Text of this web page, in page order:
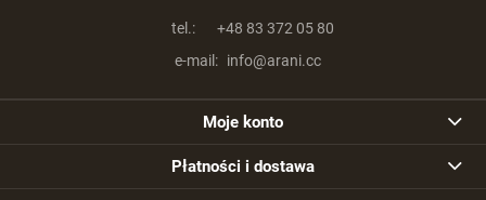
tel.:
+48 83 372 05 80
e-mail: info@arani.cc
Moje konto
Płatności i dostawa